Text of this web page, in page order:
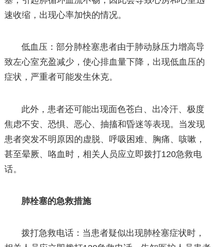
速收缩，出现心率加快的情况。
低血压：部分肺栓塞患者由于肺动脉压力增高导
致左心室充盈减少，使心排血量下降，出现低血压的
症状，严重者可能发生休克。
此外，患者还可能出现面色苍白、出冷汗、极度
焦虑不安、恐惧、恶心、抽搐和昏迷等表现。当发现
患者突发不明原因的虚脱、呼吸困难、胸痛、咳嗽，
甚至晕厥、咯血时，相关人员应立即拨打120急救电
话。
肺栓塞的急救措施
拨打急救电话：当患者疑似出现肺栓塞症状时，